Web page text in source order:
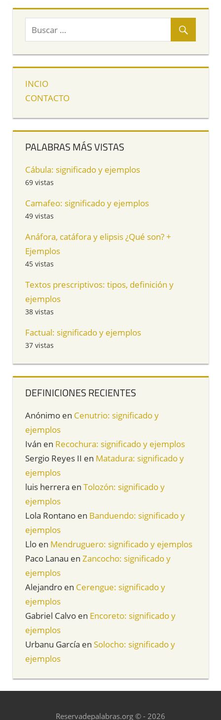
INCIO
CONTACTO
PALABRAS MÁS VISTAS
Cábula: significado y ejemplos
69 vistas
Camafeo: significado y ejemplos
49 vistas
Anáfora, catáfora y elipsis ¿Qué son? +
Ejemplos
45 vistas
Textos prescriptivos: tipos, definición y
ejemplos
38 vistas
Factual: significado y ejemplos
37 vistas
DEFINICIONES RECIENTES
Anónimo en Cenutrio: significado y
ejemplos
Iván en Recochura: significado y ejemplos
Sergio Reyes II en Matadura: significado y
ejemplos
luis herrera en Tolozón: significado y
ejemplos
Lola Rontano en Banduendo: significado y
ejemplos
Llo en Mendruguero: significado y ejemplos
Paco Lanau en Zancocho: significado y
ejemplos
Alejandro en Cerengue: significado y
ejemplos
Gabriel Calvo en Encoreto: significado y
ejemplos
Urbanu García en Solocho: significado y
ejemplos
Reservadepalabras.org © - 2026